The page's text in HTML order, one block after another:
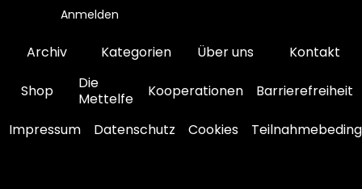
Archiv Kategorien Über uns Kontakt
Shop
Die
Mettelfe
Kooperationen Barrierefreiheit
Impressum Datenschutz Cookies